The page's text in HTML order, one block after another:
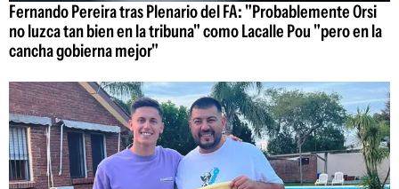
Fernando Pereira tras Plenario del FA: "Probablemente Orsi
no luzca tan bien en la tribuna" como Lacalle Pou "pero en la
cancha gobierna mejor"